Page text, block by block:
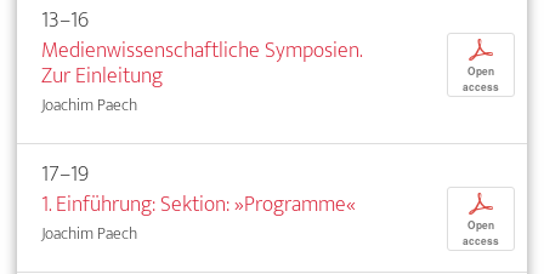
13–16
Medienwissenschaftliche Symposien.
Zur Einleitung
Joachim Paech
p
Open
access
17–19
1. Einführung: Sektion: »Programme«
Joachim Paech
p
Open
access